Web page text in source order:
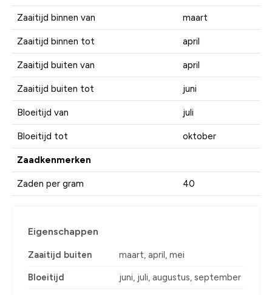
Zaaitijd binnen van maart
Zaaitijd binnen tot april
Zaaitijd buiten van april
Zaaitijd buiten tot juni
Bloeitijd van juli
Bloeitijd tot oktober
Zaadkenmerken
Zaden per gram 40
Eigenschappen
Zaaitijd buiten maart, april, mei
Bloeitijd juni, juli, augustus, september